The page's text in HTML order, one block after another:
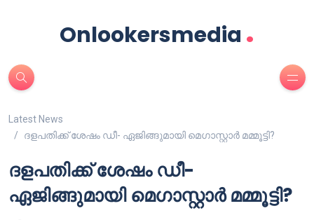
Onlookersmedia .
Latest News
ദളപതിക്ക്‌ ശേഷം ഡീ- ഏജിങ്ങുമായി മെഗാസ്റ്റാർ മമ്മൂട്ടി?
ദളപതിക്ക്‌ ശേഷം ഡീ-
ഏജിങ്ങുമായി മെഗാസ്റ്റാർ മമ്മൂട്ടി?